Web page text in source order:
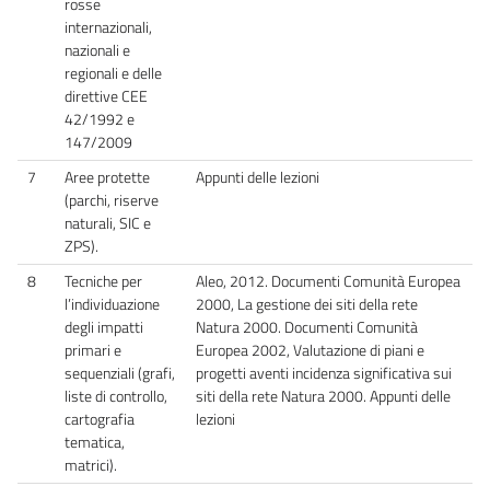
internazionali,
nazionali e
regionali e delle
direttive CEE
42/1992 e
147/2009
7
Aree protette
(parchi, riserve
naturali, SIC e
ZPS).
Appunti delle lezioni
8
Tecniche per
l’individuazione
degli impatti
primari e
sequenziali (grafi,
liste di controllo,
cartografia
tematica,
matrici).
Aleo, 2012. Documenti Comunità Europea
2000, La gestione dei siti della rete
Natura 2000. Documenti Comunità
Europea 2002, Valutazione di piani e
progetti aventi incidenza significativa sui
siti della rete Natura 2000. Appunti delle
lezioni